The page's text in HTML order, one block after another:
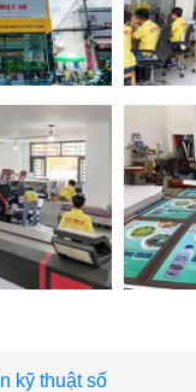
In kỹ thuật số